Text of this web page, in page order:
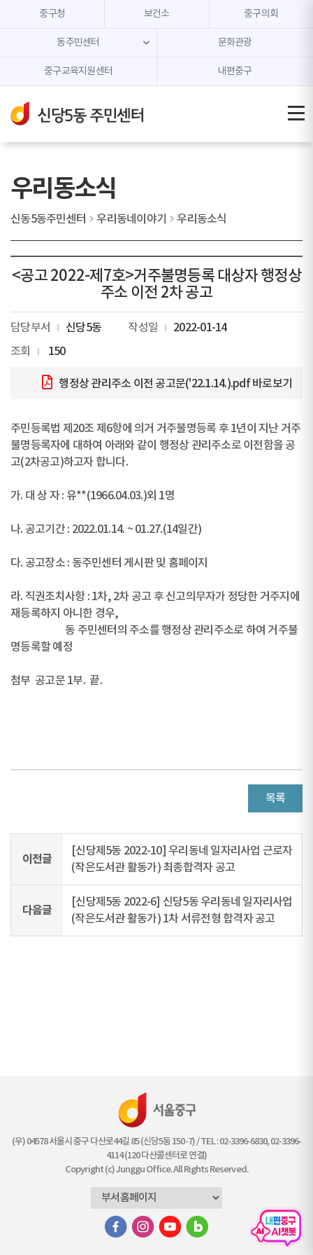
본문 내용 바로가기
주메뉴 바로가기
중구청 보건소 중구의회
동주민센터 문화관광
중구교육지원센터 내편중구
우리동소식
신동5동주민센터 우리동네이야기 우리동소식
<공고 2022-제7호>거주불명등록 대상자 행정상
주소 이전 2차 공고
담당부서 신당5동 작성일
2022-01-14
조회
150
행정상 관리주소 이전 공고문('22.1.14.).pdf 바로보기
주민등록법 제20조 제6항에 의거 거주불명등록 후 1년이 지난 거주
불명등록자에 대하여 아래와 같이 행정상 관리주소로 이전함을 공
고(2차공고)하고자 합니다.
가. 대 상 자 : 유**(1966.04.03.)외 1명
나. 공고기간 : 2022.01.14. ~ 01.27.(14일간)
다. 공고장소 : 동주민센터 게시판 및 홈페이지
라. 직권조치사항 : 1차, 2차 공고 후 신고의무자가 정당한 거주지에
재등록하지 아니한 경우,
동 주민센터의 주소를 행정상 관리주소로 하여 거주불
명등록할 예정
첨부 공고문 1부. 끝.
목록
이전글
[신당제5동 2022-10] 우리동네 일자리사업 근로자
(작은도서관 활동가) 최종합격자 공고
다음글
[신당제5동 2022-6] 신당5동 우리동네 일자리사업
(작은도서관 활동가) 1차 서류전형 합격자 공고
(우) 04578 서울시 중구 다산로44길 85 (신당5동 150-7) / TEL : 02-3396-6830, 02-3396-
4114 (120 다산콜센터로 연결)
Copyright (c) Junggu Office. All Rights Reserved.